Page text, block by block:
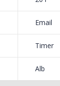
opta si pentru
Email
Timer
Alb